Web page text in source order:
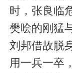
时，张良临
樊哙的刚猛
刘邦借故脱
用一兵一卒